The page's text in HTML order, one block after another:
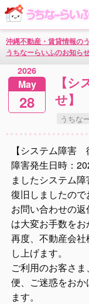
沖縄不動産・賃貸情報の
うちなーらいふのお知ら
2026
May
28
【
せ】
うちな
【システム障害
障害発生日時：
ましたシステム障
復旧しましたので
お問い合わせの
は大変お手数をお
再度、不動産会
し上げます。
ご利用のお客さ
便、ご迷惑をお
ます。